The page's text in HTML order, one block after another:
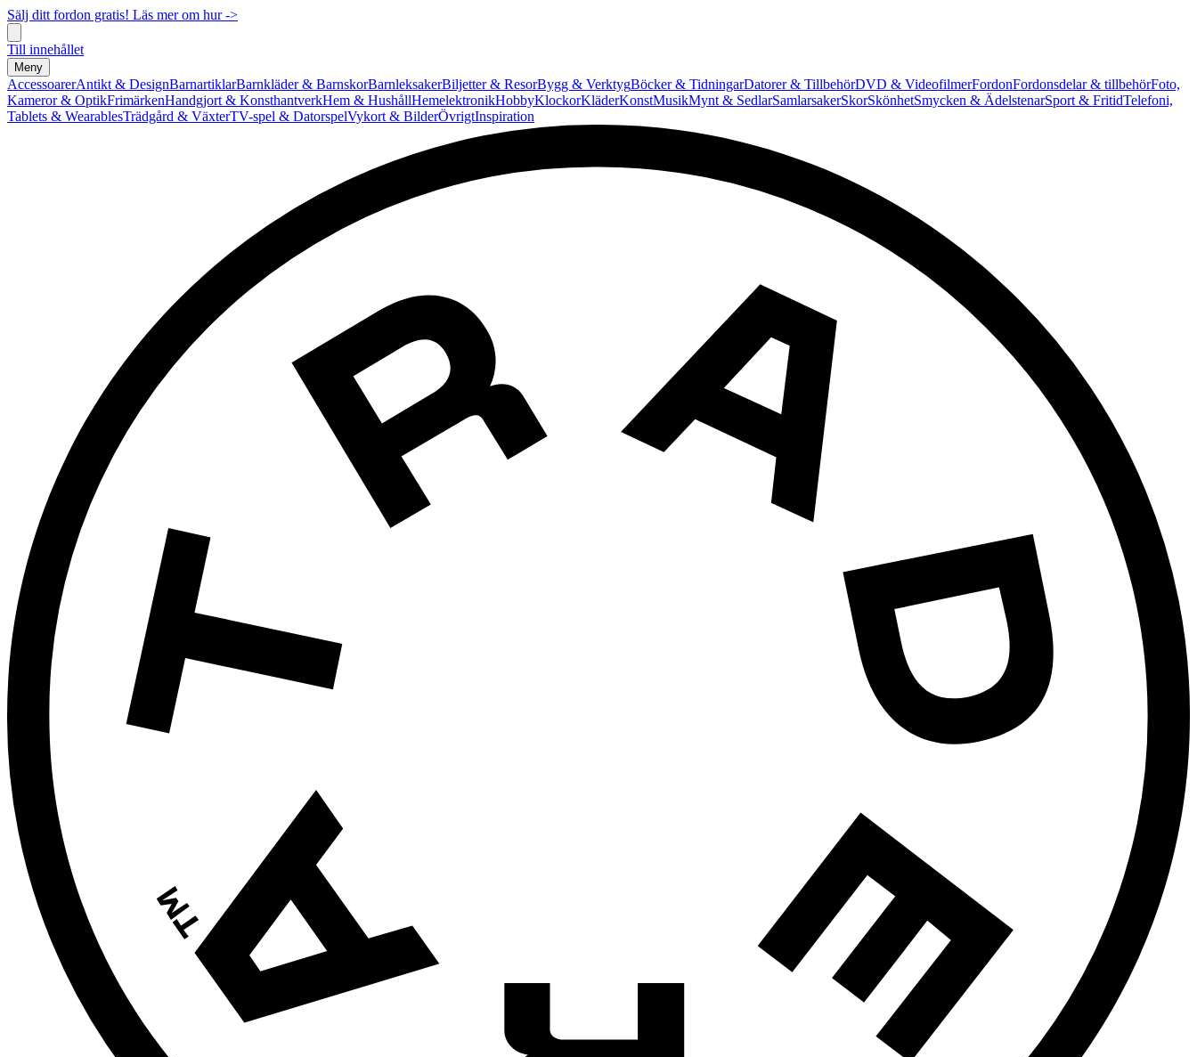
Sälj ditt fordon gratis! Läs mer om hur ->
Till innehållet
Meny
AccessoarerAntikt & DesignBarnartiklarBarnkläder & BarnskorBarnleksakerBiljetter & ResorBygg & VerktygBöcker & TidningarDatorer & TillbehörDVD & VideofilmerFordonFordonsdelar & tillbehörFoto,
Kameror & OptikFrimärkenHandgjort & KonsthantverkHem & HushållHemelektronikHobbyKlockorKläderKonstMusikMynt & SedlarSamlarsakerSkorSkönhetSmycken & ÄdelstenarSport & FritidTelefoni,
Tablets & WearablesTrädgård & VäxterTV-spel & DatorspelVykort & BilderÖvrigtInspiration